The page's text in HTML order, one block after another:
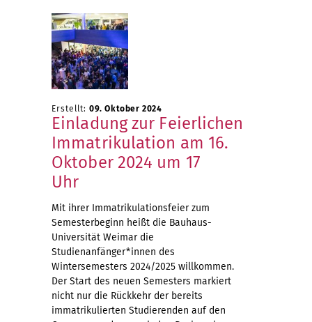
Erstellt: 09. Oktober 2024
Einladung zur Feierlichen
Immatrikulation am 16.
Oktober 2024 um 17
Uhr
Mit ihrer Immatrikulationsfeier zum
Semesterbeginn heißt die Bauhaus-
Universität Weimar die
Studienanfänger*innen des
Wintersemesters 2024/2025 willkommen.
Der Start des neuen Semesters markiert
nicht nur die Rückkehr der bereits
immatrikulierten Studierenden auf den